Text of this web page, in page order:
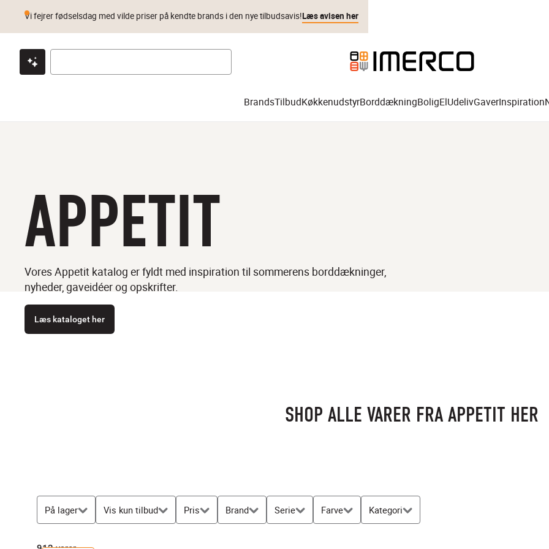
Klik & hent Byt i 1 år Prismatch
Vi fejrer fødselsdag med vilde priser på kendte brands i den nye tilbudsavis!Læs avisen her
BrandsTilbudKøkkenudstyrBorddækningBoligElUdelivGaverInspiration
APPETIT
Vores Appetit katalog er fyldt med inspiration til sommerens borddækninger,
nyheder, gaveidéer og opskrifter.
Læs kataloget her
SHOP ALLE VARER FRA APPETIT HER
På lager Vis kun tilbud Pris Brand Serie Farve Kategori